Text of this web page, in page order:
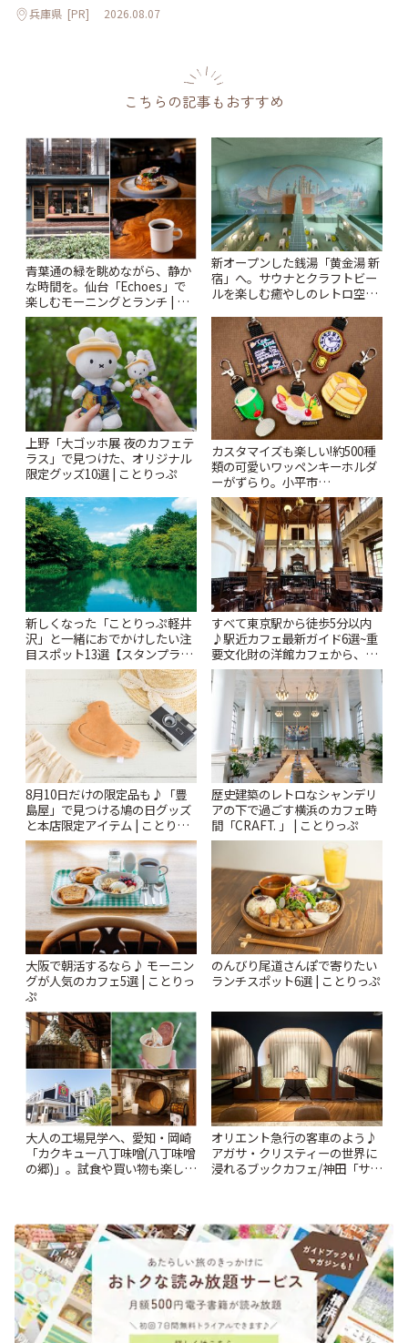
兵庫県 [PR] 2026.08.07
こちらの記事もおすすめ
青葉通の緑を眺めながら、静か
な時間を。仙台「Echoes」で
楽しむモーニングとランチ | こ
とりっぷ
新オープンした銭湯「黄金湯 新
宿」へ。サウナとクラフトビー
ルを楽しむ癒やしのレトロ空間
上野「大ゴッホ展 夜のカフェテ
ラス」で見つけた、オリジナル
限定グッズ10選 | ことりっぷ
カスタマイズも楽しい!約500種
類の可愛いワッペンキーホルダ
ーがずらり。小平市
「Kimamaya T&K」 | ことりっ
ぷ
新しくなった「ことりっぷ軽井
沢」と一緒におでかけしたい注
目スポット13選【スタンプラリ
ー開催中】 | ことりっぷ
すべて東京駅から徒歩5分以内
♪駅近カフェ最新ガイド6選~重
要文化財の洋館カフェから、改
札すぐのレトロ喫茶まで~ | こと
りっぷ
8月10日だけの限定品も♪「豊
島屋」で見つける鳩の日グッズ
と本店限定アイテム | ことりっ
ぷ
歴史建築のレトロなシャンデリ
アの下で過ごす横浜のカフェ時
間「CRAFT. 」 | ことりっぷ
大阪で朝活するなら♪ モーニン
グが人気のカフェ5選 | ことりっ
ぷ
のんびり尾道さんぽで寄りたい
ランチスポット6選 | ことりっぷ
大人の工場見学へ、愛知・岡崎
「カクキュー八丁味噌(八丁味噌
の郷)」。試食や買い物も楽しみ
オリエント急行の客車のよう♪
アガサ・クリスティーの世界に
浸れるブックカフェ/神田「サロ